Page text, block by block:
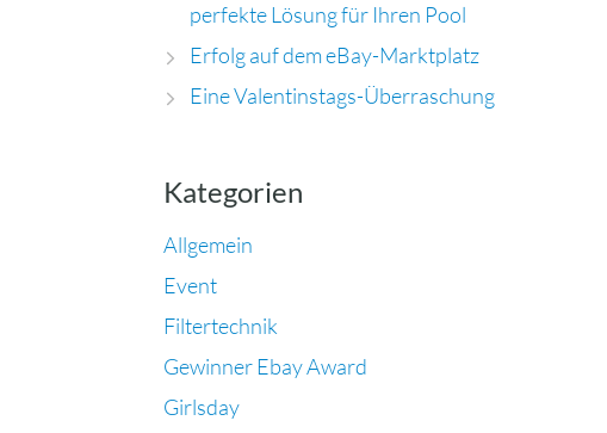
perfekte Lösung für Ihren Pool
Erfolg auf dem eBay-Marktplatz
Eine Valentinstags-Überraschung
Kategorien
Allgemein
Event
Filtertechnik
Gewinner Ebay Award
Girlsday